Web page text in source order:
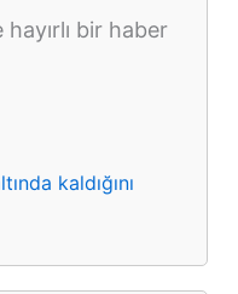
bir haber
kaldığını